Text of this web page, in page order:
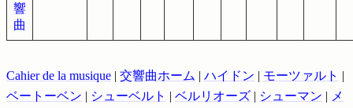
響
曲
Cahier de la musique | 交響曲ホーム | ハイドン | モーツァルト |
ベートーベン | シューベルト | ベルリオーズ | シューマン | メ